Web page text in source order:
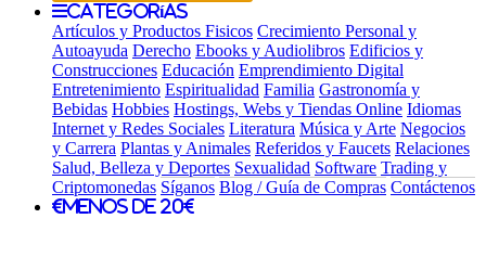
Categorías
Artículos y Productos Fisicos Crecimiento Personal y
Autoayuda Derecho Ebooks y Audiolibros Edificios y
Construcciones Educación Emprendimiento Digital
Entretenimiento Espiritualidad Familia Gastronomía y
Bebidas Hobbies Hostings, Webs y Tiendas Online Idiomas
Internet y Redes Sociales Literatura Música y Arte Negocios
y Carrera Plantas y Animales Referidos y Faucets Relaciones
Salud, Belleza y Deportes Sexualidad Software Trading y
Criptomonedas Síganos Blog / Guía de Compras Contáctenos
Menos de 20€